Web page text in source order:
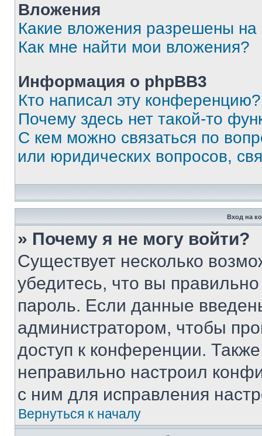
Вложения
Какие вложения разрешены
Как мне найти мои вложения?
Информация о phpBB3
Кто написал эту конференцию?
Почему здесь нет такой-то
С кем можно связаться по
или юридических вопросов,
Вход на
» Почему я не могу войти?
Существует несколько
убедитесь, что вы
пароль. Если данные
администратором, чтобы
доступ к конференции.
неправильно настроил
с ним для исправления
Вернуться к началу